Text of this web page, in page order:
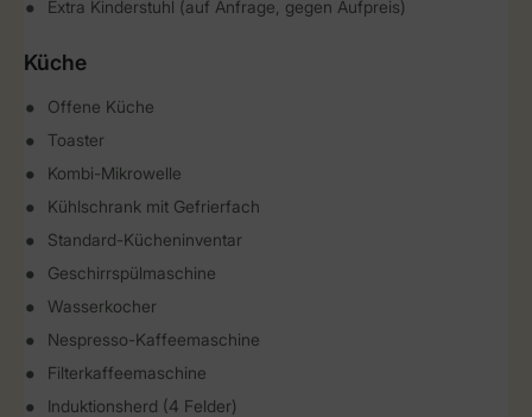
Extra Kinderstuhl (auf Anfrage, gegen Aufpreis)
Küche
Offene Küche
Toaster
Kombi-Mikrowelle
Kühlschrank mit Gefrierfach
Standard-Kücheninventar
Geschirrspülmaschine
Wasserkocher
Nespresso-Kaffeemaschine
Filterkaffeemaschine
Induktionsherd (4 Felder)